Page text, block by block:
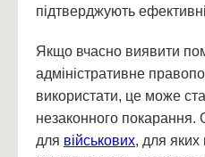
підтверджують
Якщо вчасно виявити
адміністративне
використати, це може
незаконного покарання.
для військових, для яких